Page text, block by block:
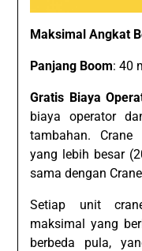
Maksimal Angkat
Panjang Boom: 40
Gratis Biaya
biaya operator
tambahan.
yang lebih besar
sama dengan
Setiap unit
maksimal yang
berbeda pula,